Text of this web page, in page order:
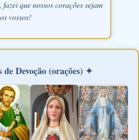
que nossos corações sejam
vossos!
de Devoção (orações) ✦